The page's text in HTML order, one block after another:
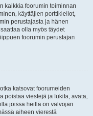
kaikkia foorumin toiminnan
käyttäjien porttikiellot,
perustajasta ja hänen
olla myös täydet
foorumin perustajan
katsovat foorumeiden
poistaa viestejä ja lukita, avata,
joissa heillä on valvojan
aiheen vierestä